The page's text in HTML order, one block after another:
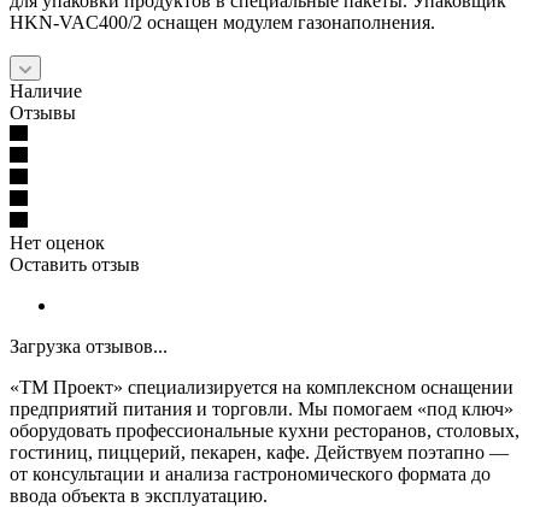
HKN-VAC400/2 оснащен модулем газонаполнения.
Наличие
Отзывы
Нет оценок
Оставить отзыв
Загрузка отзывов...
«ТМ Проект» специализируется на комплексном оснащении
предприятий питания и торговли. Мы помогаем «под ключ»
оборудовать профессиональные кухни ресторанов, столовых,
гостиниц, пиццерий, пекарен, кафе. Действуем поэтапно —
от консультации и анализа гастрономического формата до
ввода объекта в эксплуатацию.